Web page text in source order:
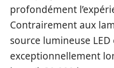
profondément
Contrairement aux
source lumineuse
exceptionnellement